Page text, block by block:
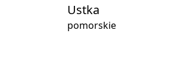
Ustka
pomorskie